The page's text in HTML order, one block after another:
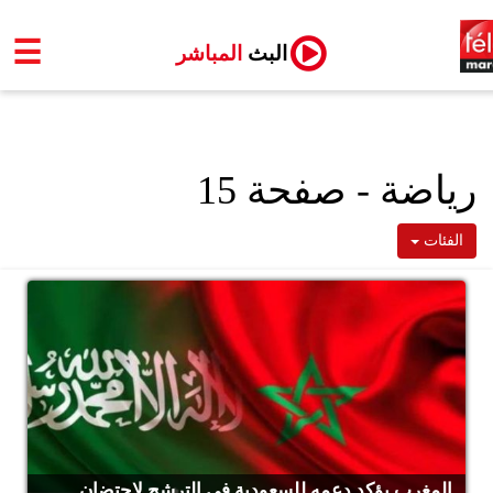
☰ البث المباشر
رياضة - صفحة 15
الفئات